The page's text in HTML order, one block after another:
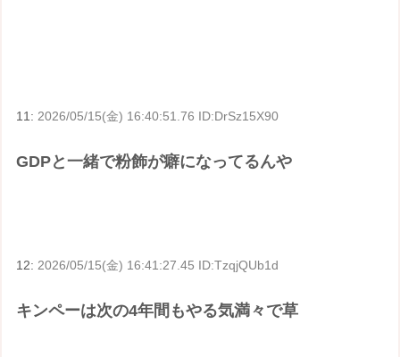
11: 2026/05/15(金) 16:40:51.76 ID:DrSz15X90
GDPと一緒で粉飾が癖になってるんや
12: 2026/05/15(金) 16:41:27.45 ID:TzqjQUb1d
キンペーは次の4年間もやる気満々で草